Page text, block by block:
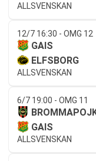
ALLSVENSKAN
12/7 16:30 - OMG 12
GAIS
ELFSBORG
ALLSVENSKAN
6/7 19:00 - OMG 11
GAIS
ALLSVENSKAN